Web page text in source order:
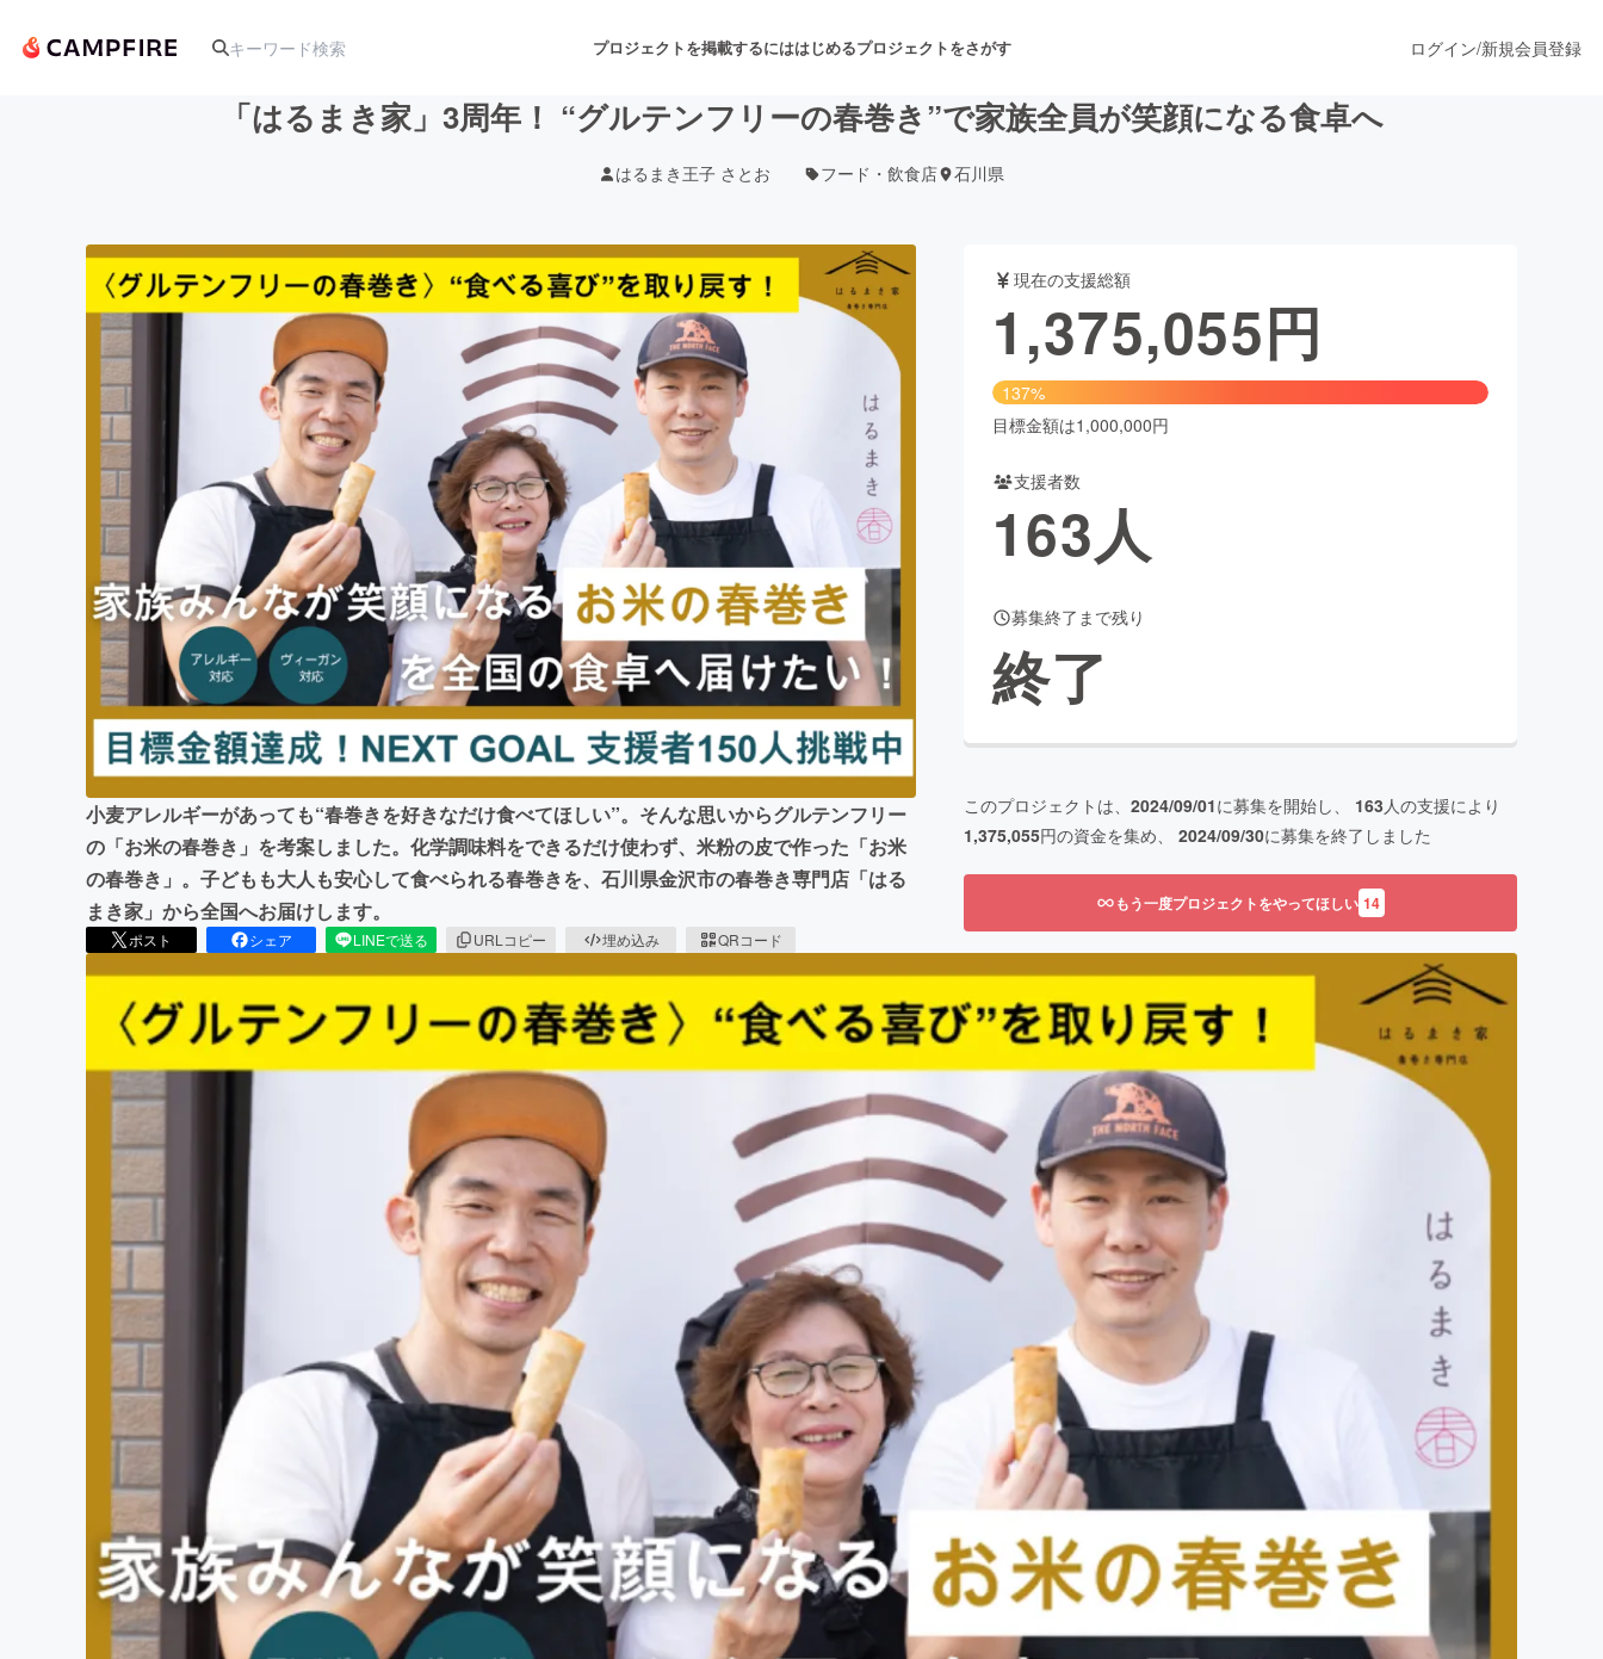
プロジェクトを掲載するにははじめるプロジェクトをさがす
アート・写真 音楽 舞台・パフォーマンス
テクノロジー・ガジェット ゲーム・サービス開発 フード・飲食店 ファッション
映像・映画 書籍・雑誌出版
ビジネス・起業 チャレンジ ビューティー・ヘルスケア
まちづくり・地域活性化
CAMPFIRE for Social GoodCAMPFIRE Creation
CAMPFIREふるさと納税machi-yaコミュニティ
ログイン/新規会員登録
「はるまき家」3周年！ “グルテンフリーの春巻き”で家族全員が笑顔になる食卓へ
はるまき王子 さとお フード・飲食店 石川県
小麦アレルギーがあっても“春巻きを好きなだけ食べてほしい”。そんな思いからグルテンフリー
の「お米の春巻き」を考案しました。化学調味料をできるだけ使わず、米粉の皮で作った「お米
の春巻き」。子どもも大人も安心して食べられる春巻きを、石川県金沢市の春巻き専門店「はる
まき家」から全国へお届けします。
ポスト シェア LINEで送る URLコピー 埋め込み QRコード
現在の支援総額
1,375,055円
137%
目標金額は1,000,000円
支援者数
163人
募集終了まで残り
終了
このプロジェクトは、 2024/09/01に募集を開始し、 163人の支援により
1,375,055円の資金を集め、 2024/09/30に募集を終了しました
もう一度プロジェクトをやってほしい 14